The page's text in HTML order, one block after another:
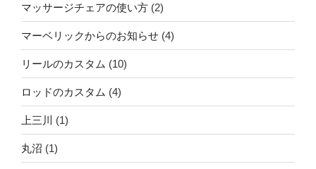
マッサージチェアの使い方 (2)
マーベリックからのお知らせ (4)
リールのカスタム (10)
ロッドのカスタム (4)
上三川 (1)
丸沼 (1)